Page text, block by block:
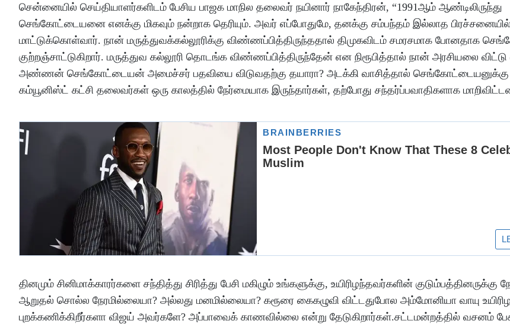
சென்னையில் செய்தியாளர்களிடம் பேசிய பாஜக மாநில தலைவர் நயினார் நாகேந்திரன், “1991ஆம் ஆண்டிலிருந்து
செங்கோட்டையனை எனக்கு மிகவும் நன்றாக தெரியும். அவர் எப்போதுமே, தனக்கு சம்பந்தம் இல்லாத
மாட்டுக்கொள்வார். நான் மருத்துவக்கல்லூரிக்கு விண்ணப்பித்திருந்ததால் திமுகவிடம் சமரசமாக போனதாக
குற்றஞ்சாட்டுகிறார். மருத்துவ கல்லூரி தொடங்க விண்ணப்பித்திருந்தேன் என நிரூபித்தால் நான் அரசியலை
அண்ணன் செங்கோட்டையன் அமைச்சர் பதவியை விடுவதற்கு தயாரா? அடக்கி வாசித்தால் செங்கோட்டையனுக்கு
கம்யூனிஸ்ட் கட்சி தலைவர்கள் ஒரு காலத்தில் நேர்மையாக இருந்தார்கள், தற்போது சந்தர்ப்பவாதிகளாக
தினமும் சினிமாக்காரர்களை சந்தித்து சிரித்து பேசி மகிழும் உங்களுக்கு, உயிரிழந்தவர்களின் குடும்பத்தினருக்கு
ஆறுதல் சொல்ல நேரமில்லையா? அல்லது மனமில்லையா? கரூரை கைகழுவி விட்டதுபோல அம்மோனியா வாயு
புறக்கணிக்கிறீர்களா விஜய் அவர்களே? அப்பாவைக் காணவில்லை என்று தேடுகிறார்கள்.சட்டமன்றத்தில் வசனம்